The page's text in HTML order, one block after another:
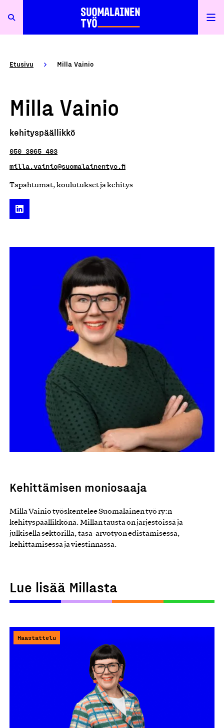
Etusivu Milla Vainio
Milla Vainio
kehityspäällikkö
050 3965 493
milla.vainio@suomalainentyo.fi
Tapahtumat, koulutukset ja kehitys
Kehittämisen moniosaaja
Milla Vainio työskentelee Suomalainen työ ry:n
kehityspäällikkönä. Millan tausta on järjestöissä ja
julkisella sektorilla, tasa-arvotyön edistämisessä,
kehittämisessä ja viestinnässä.
Lue lisää Millasta
Haastattelu